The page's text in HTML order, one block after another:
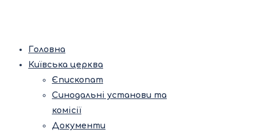
Головна
Київська церква
Єпископат
Синодальні установи та
комісії
Документи